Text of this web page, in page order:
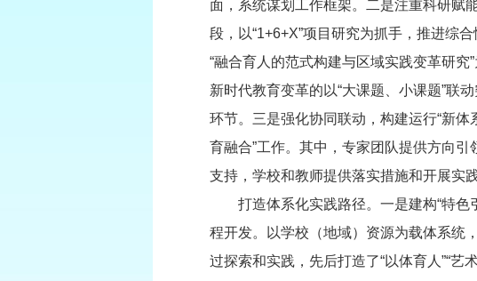
面，系统谋划工作框架。二是注重科研赋
段，以“1+6+X”项目研究为抓手，推进综
“融合育人的范式构建与区域实践变革研
新时代教育变革的以“大课题、小课题”联
环节。三是强化协同联动，构建运行“新
育融合”工作。其中，专家团队提供方向
支持，学校和教师提供落实措施和开展实践
打造体系化实践路径。一是建构“特色引
程开发。以学校（地域）资源为载体系统
过探索和实践，先后打造了“以体育人”“艺